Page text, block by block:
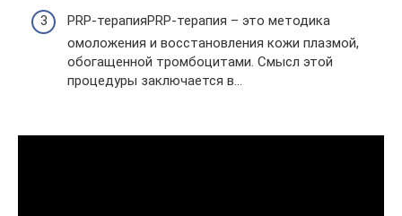
PRP-терапияPRP-терапия – это методика
омоложения и восстановления кожи плазмой,
обогащенной тромбоцитами. Смысл этой
процедуры заключается в…